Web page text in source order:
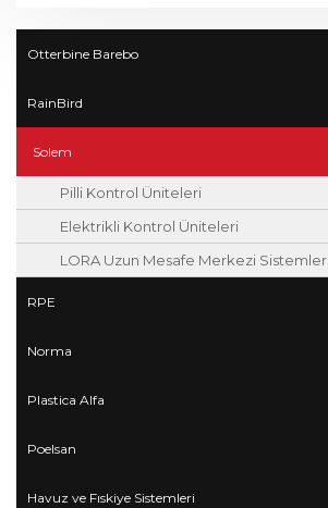
Otterbine Barebo
RainBird
Solem
Pilli Kontrol Üniteleri
Elektrikli Kontrol Üniteleri
LORA Uzun Mesafe Merkezi Sistemler
RPE
Norma
Plastica Alfa
Poelsan
Havuz ve Fıskiye Sistemleri